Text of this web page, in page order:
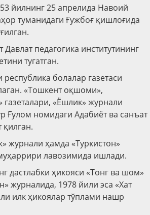
йилнинг 25 апрелида Навоий
туманидаги Ғужбоғ қишлоғида
педагогика институтининг
тугатган.
болалар газетаси
«Тошкент оқшоми»,
газеталари, «Ёшлик» журнали
Ғулом номидаги Адабиёт ва санъат
журнали ҳамда «Туркистон»
лавозимида ишлади.
дастлабки ҳикояси «Тонг ва шом»
журналида, 1978 йили эса «Хат
илк ҳикоялар тўплами нашр